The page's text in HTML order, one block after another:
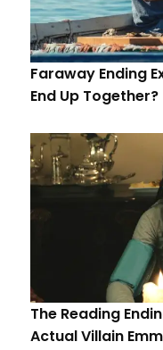
Faraway Ending
End Up Together?
The Reading
Actual Villain